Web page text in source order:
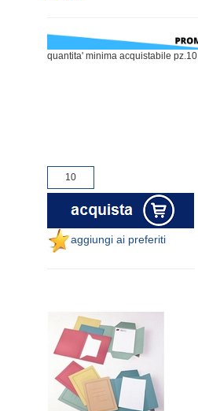
quantita' minima acquistabile pz.10
aggiungi ai preferiti